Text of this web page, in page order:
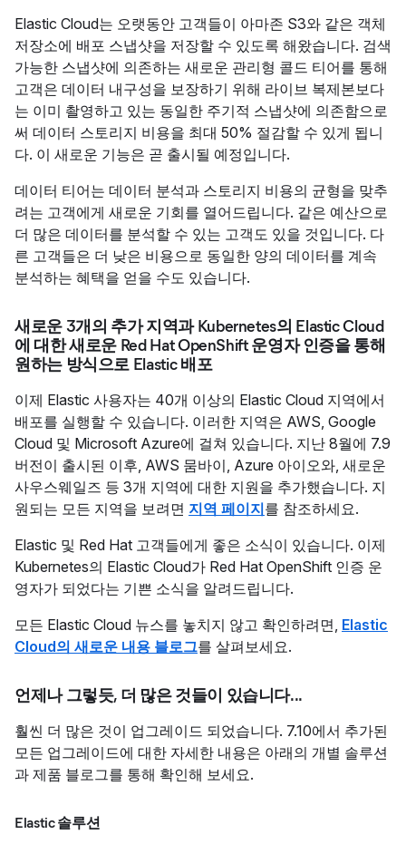
Elastic Cloud는 오랫동안 고객들이 아마존 S3와 같은 객체
저장소에 배포 스냅샷을 저장할 수 있도록 해왔습니다. 검색
가능한 스냅샷에 의존하는 새로운 관리형 콜드 티어를 통해
고객은 데이터 내구성을 보장하기 위해 라이브 복제본보다
는 이미 촬영하고 있는 동일한 주기적 스냅샷에 의존함으로
써 데이터 스토리지 비용을 최대 50% 절감할 수 있게 됩니
다. 이 새로운 기능은 곧 출시될 예정입니다.
데이터 티어는 데이터 분석과 스토리지 비용의 균형을 맞추
려는 고객에게 새로운 기회를 열어드립니다. 같은 예산으로
더 많은 데이터를 분석할 수 있는 고객도 있을 것입니다. 다
른 고객들은 더 낮은 비용으로 동일한 양의 데이터를 계속
분석하는 혜택을 얻을 수도 있습니다.
새로운 3개의 추가 지역과 Kubernetes의 Elastic Cloud
에 대한 새로운 Red Hat OpenShift 운영자 인증을 통해
원하는 방식으로 Elastic 배포
이제 Elastic 사용자는 40개 이상의 Elastic Cloud 지역에서
배포를 실행할 수 있습니다. 이러한 지역은 AWS, Google
Cloud 및 Microsoft Azure에 걸쳐 있습니다. 지난 8월에 7.9
버전이 출시된 이후, AWS 뭄바이, Azure 아이오와, 새로운
사우스웨일즈 등 3개 지역에 대한 지원을 추가했습니다. 지
원되는 모든 지역을 보려면 지역 페이지를 참조하세요.
Elastic 및 Red Hat 고객들에게 좋은 소식이 있습니다. 이제
Kubernetes의 Elastic Cloud가 Red Hat OpenShift 인증 운
영자가 되었다는 기쁜 소식을 알려드립니다.
모든 Elastic Cloud 뉴스를 놓치지 않고 확인하려면, Elastic
Cloud의 새로운 내용 블로그를 살펴보세요.
언제나 그렇듯, 더 많은 것들이 있습니다...
훨씬 더 많은 것이 업그레이드 되었습니다. 7.10에서 추가된
모든 업그레이드에 대한 자세한 내용은 아래의 개별 솔루션
과 제품 블로그를 통해 확인해 보세요.
Elastic 솔루션